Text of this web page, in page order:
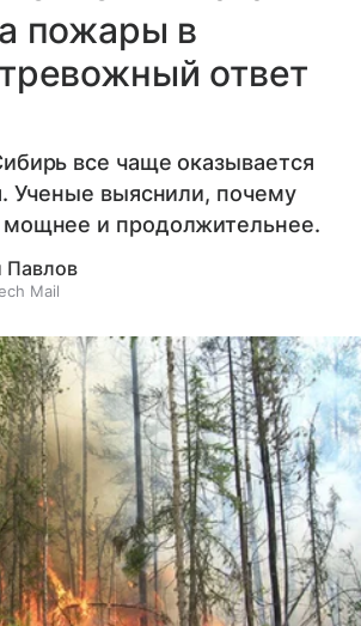
пожары в
ответ
все чаще оказывается
Ученые выяснили, почему
и продолжительнее.
Павлов
Mail